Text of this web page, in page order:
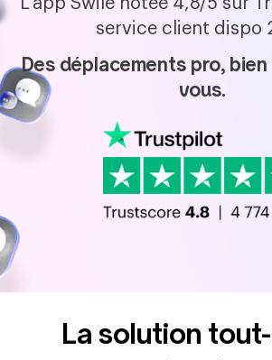
Logo
Luxury of Retail
LogoBig Mama
LogoPortakabin
service client dispo
Des déplacements pro,
vous.
La solution